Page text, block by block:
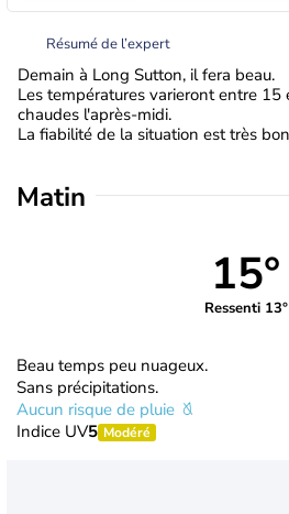
Résumé de l’expert
Demain à Long Sutton, il fera beau.
Les températures varieront entre 15
chaudes l'après-midi.
La fiabilité de la situation est très
Matin
15°
Ressenti 13°
Beau temps peu nuageux.
Sans précipitations.
Aucun risque de pluie
Indice UV5 Modéré